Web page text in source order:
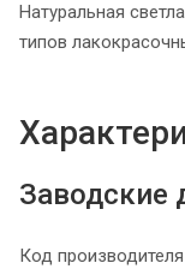
Натуральная
типов
Заводские
Код производителя